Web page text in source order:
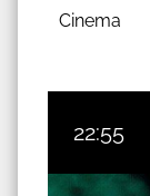
Cinema
22:55